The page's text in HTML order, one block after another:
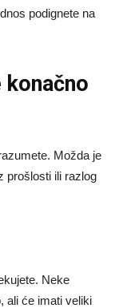
podignete na
Možda je
prošlosti ili razlog
Neke
ali će imati veliki